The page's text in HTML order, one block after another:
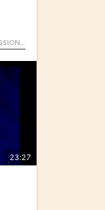
POLITIQUES PUBLIQUES ET PRATIQUES PROFESSIONNELLES FACE AUX INÉGALITÉS SOCIALES DE SANTÉ (COLLOQUE INTERNATIONAL)
23:27